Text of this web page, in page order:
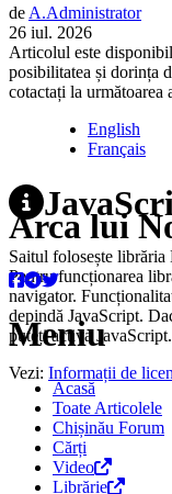
de A.Administrator
26 iul. 2026
Articolul este
posibilitatea și dorința
cotactați la
English
Français
Saitul folosește
Pentru funcționarea
navigator.
depindă JavaScript.
puteți activa JavaScript.
Vezi: Informații de
Arca lui
Meniu
Acasă
Toate Articolele
Chișinău Forum
Cărți
Video
Librărie